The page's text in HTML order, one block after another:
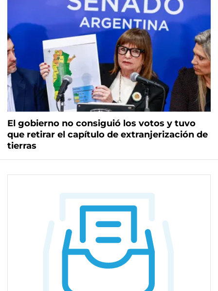
El gobierno no consiguió los votos y tuvo
que retirar el capítulo de extranjerización de
tierras